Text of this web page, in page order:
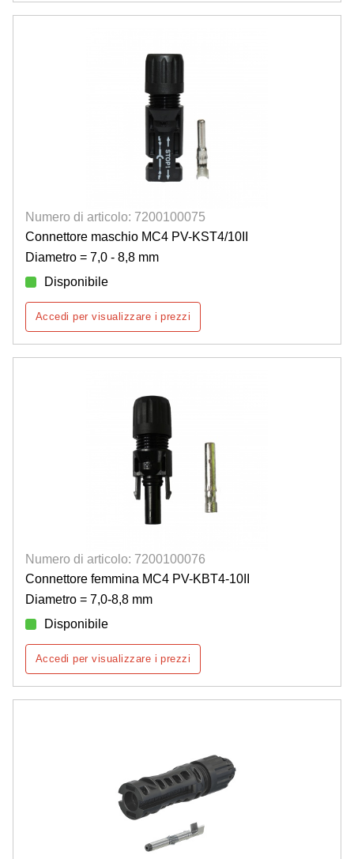
Numero di articolo: 7200100075
Connettore maschio MC4 PV-KST4/10II
Diametro = 7,0 - 8,8 mm
Disponibile
Accedi per visualizzare i prezzi
Numero di articolo: 7200100076
Connettore femmina MC4 PV-KBT4-10II
Diametro = 7,0-8,8 mm
Disponibile
Accedi per visualizzare i prezzi